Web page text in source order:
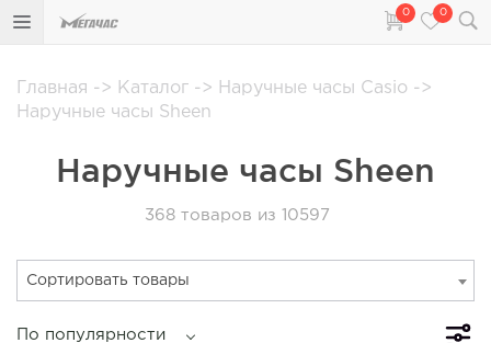
0 0
Главная -> Каталог -> Наручные часы Casio ->
Наручные часы Sheen
Наручные часы Sheen
368товаров из 10597
Сортировать товары
По популярности